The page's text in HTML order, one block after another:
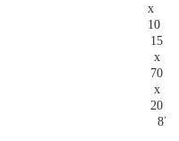
x
10
15
x
70
x
20